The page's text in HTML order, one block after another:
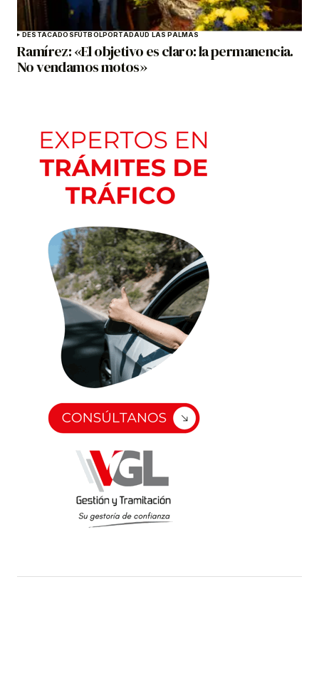
DESTACADOSFÚTBOLPORTADAUD LAS PALMAS
Ramírez: «El objetivo es claro: la permanencia.
No vendamos motos»